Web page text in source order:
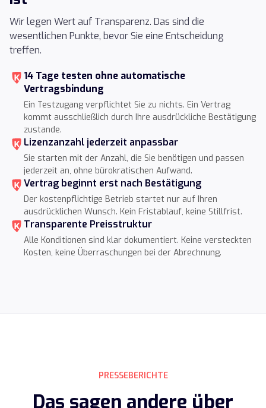
Wir legen Wert auf Transparenz. Das sind die
wesentlichen Punkte, bevor Sie eine Entscheidung
treffen.
14 Tage testen ohne automatische
Vertragsbindung
Ein Testzugang verpflichtet Sie zu nichts. Ein Vertrag
kommt ausschließlich durch Ihre ausdrückliche Bestätigung
zustande.
Lizenzanzahl jederzeit anpassbar
Sie starten mit der Anzahl, die Sie benötigen und passen
jederzeit an, ohne bürokratischen Aufwand.
Vertrag beginnt erst nach Bestätigung
Der kostenpflichtige Betrieb startet nur auf Ihren
ausdrücklichen Wunsch. Kein Fristablauf, keine Stillfrist.
Transparente Preisstruktur
Alle Konditionen sind klar dokumentiert. Keine versteckten
Kosten, keine Überraschungen bei der Abrechnung.
PRESSEBERICHTE
Das sagen andere über